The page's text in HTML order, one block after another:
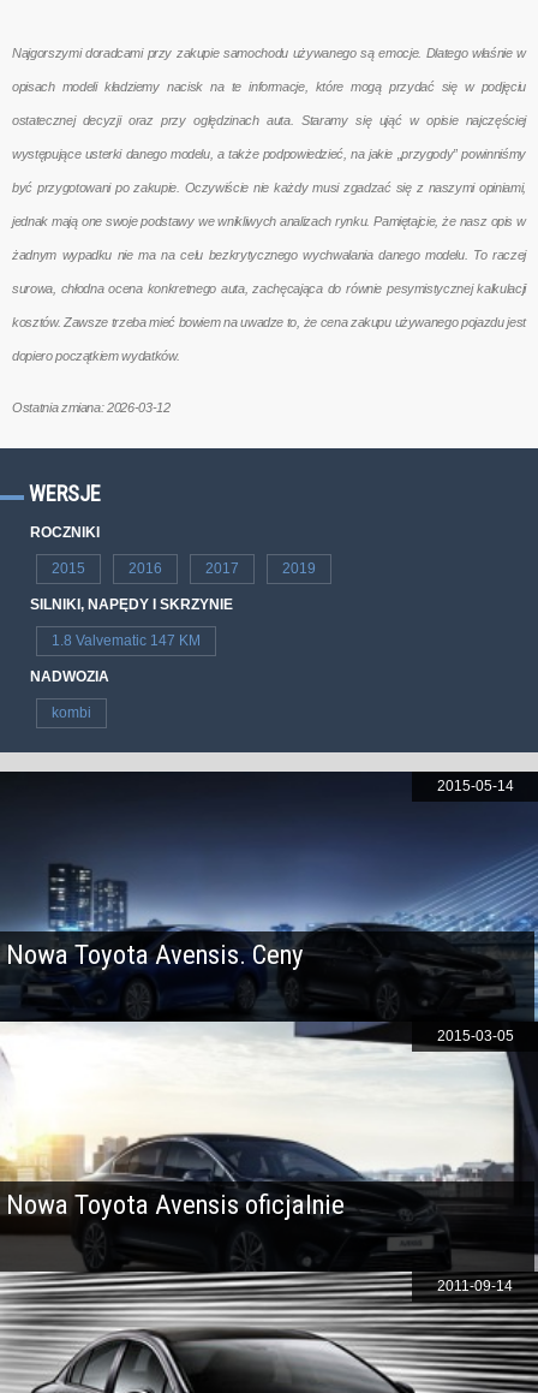
Najgorszymi doradcami przy zakupie samochodu używanego są emocje. Dlatego właśnie w
opisach modeli kładziemy nacisk na te informacje, które mogą przydać się w podjęciu
ostatecznej decyzji oraz przy oględzinach auta. Staramy się ująć w opisie najczęściej
występujące usterki danego modelu, a także podpowiedzieć, na jakie „przygody” powinniśmy
być przygotowani po zakupie. Oczywiście nie każdy musi zgadzać się z naszymi opiniami,
jednak mają one swoje podstawy we wnikliwych analizach rynku. Pamiętajcie, że nasz opis w
żadnym wypadku nie ma na celu bezkrytycznego wychwalania danego modelu. To raczej
surowa, chłodna ocena konkretnego auta, zachęcająca do równie pesymistycznej kalkulacji
kosztów. Zawsze trzeba mieć bowiem na uwadze to, że cena zakupu używanego pojazdu jest
dopiero początkiem wydatków.
Ostatnia zmiana: 2026-03-12
WERSJE
ROCZNIKI
2015 2016 2017 2019
SILNIKI, NAPĘDY I SKRZYNIE
1.8 Valvematic 147 KM
NADWOZIA
kombi
Nowa Toyota Avensis. Ceny
2015-05-14
Nowa Toyota Avensis oficjalnie
2015-03-05
2011-09-14